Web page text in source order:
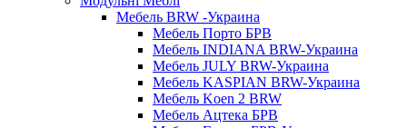
Мебель BRW -Украина
Мебель Порто БРВ
Мебель INDIANA BRW-Украина
Мебель JULY BRW-Украина
Мебель KASPIAN BRW-Украина
Мебель Koen 2 BRW
Мебель Ацтека БРВ